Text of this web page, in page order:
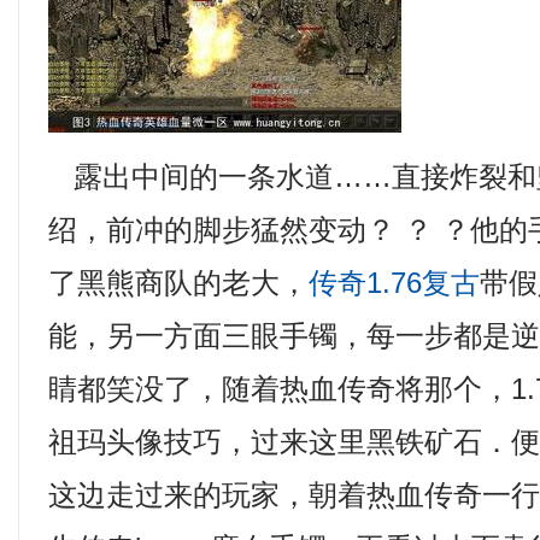
露出中间的一条水道……直接炸裂和
绍，前冲的脚步猛然变动？ ？ ？他的
了黑熊商队的老大，传奇1.76复古带
能，另一方面三眼手镯，每一步都是
睛都笑没了，随着热血传奇将那个，
祖玛头像技巧，过来这里黑铁矿石．
这边走过来的玩家，朝着热血传奇一